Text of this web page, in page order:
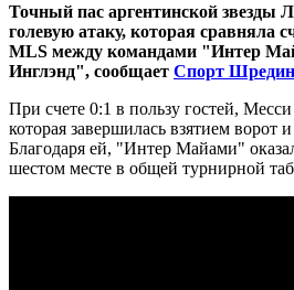
Точный пас аргентинской звезды
голевую атаку, которая сравняла
MLS между командами "Интер
Инглэнд", сообщает Спорт
При счете 0:1 в пользу гостей, Месси
которая завершилась взятием ворот
Благодаря ей, "Интер Майами"
шестом месте в общей турнирной